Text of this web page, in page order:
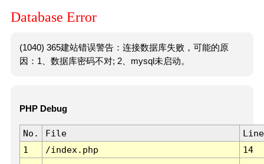
Database Error
(1040) 365建站错误警告：连接数据库失败，可能的原
因：1、数据库密码不对; 2、mysql未启动。
PHP Debug
No. File
Line
1
/index.php 14